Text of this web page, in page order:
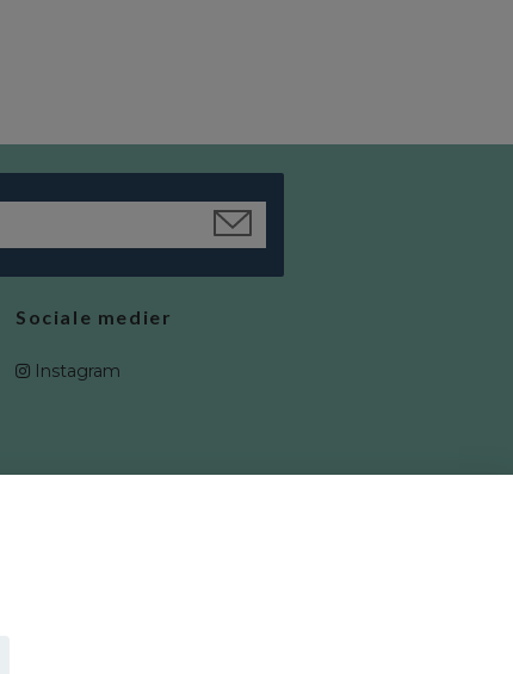
Sociale medier
Instagram